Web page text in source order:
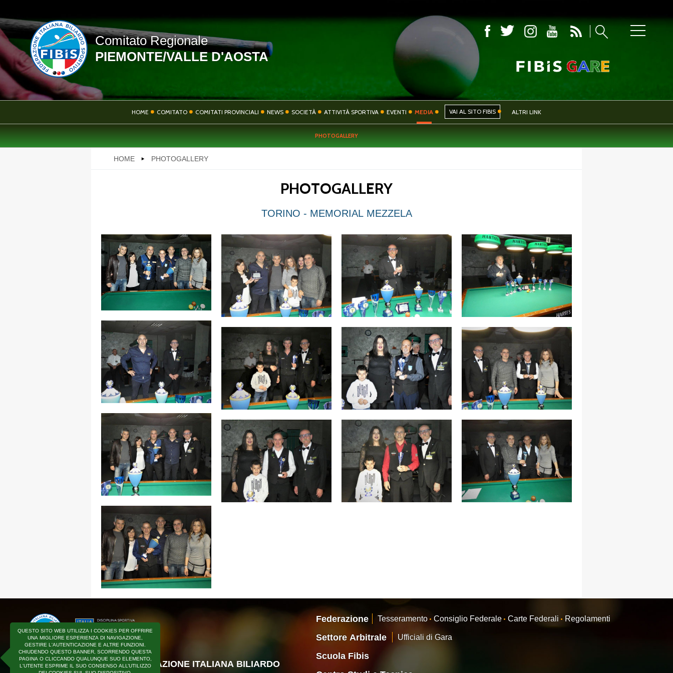
QUESTO SITO WEB UTILIZZA I COOKIES PER OFFRIRE
UNA MIGLIORE ESPERIENZA DI NAVIGAZIONE,
GESTIRE L'AUTENTICAZIONE E ALTRE FUNZIONI.
CHIUDENDO QUESTO BANNER, SCORRENDO QUESTA
PAGINA O CLICCANDO QUALUNQUE SUO ELEMENTO,
L'UTENTE ESPRIME IL SUO CONSENSO ALL’UTILIZZO
LINK UTILI COMITATO
NEWS SOCIETÀ ATTIVITÀ SPORTIVA EVENTI
CONTATTI PRIVACY
MAPPA DEL SITO
Federazione Tesseramento Consiglio Federale Carte Federali Regolamenti
Settore Arbitrale Ufficiali di Gara
Scuola Fibis
Centro Studi e Tecnica
Regolamenti
Stecca Boccette
Comitato Regionale
PIEMONTE/VALLE D'AOSTA
HOME COMITATO COMITATI PROVINCIALI NEWS SOCIETÀ ATTIVITÀ SPORTIVA EVENTI MEDIA VAI AL SITO FIBIS ALTRI LINK
PHOTOGALLERY
HOME PHOTOGALLERY
PHOTOGALLERY
TORINO - MEMORIAL MEZZELA
COPYRIGHT © F.I.BI.S - FEDERAZIONE ITALIANA BILIARDO
Federazione Tesseramento Consiglio Federale Carte Federali Regolamenti
Settore Arbitrale Ufficiali di Gara
Scuola Fibis